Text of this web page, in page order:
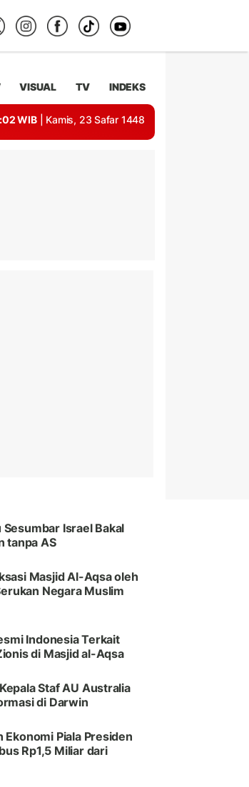
VISUAL TV INDEKS
WIB | Kamis, 23 Safar 1448
Sesumbar Israel Bakal
tanpa AS
Masjid Al-Aqsa oleh
Negara Muslim
Indonesia Terkait
di Masjid al-Aqsa
Staf AU Australia
di Darwin
Ekonomi Piala Presiden
Rp1,5 Miliar dari